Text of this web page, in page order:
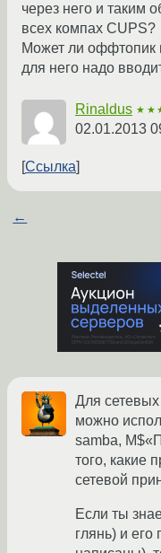
через него и таким
всех компах CUPS?
Может ли оффтопик
для него надо
Rinaldus
02.01.2013
Ссылка
←
Для
можно
samba,
того, какие
сетевой
Если ты
глянь) и его